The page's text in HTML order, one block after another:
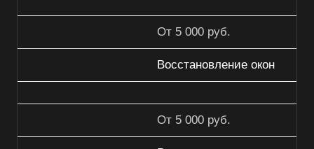
От 5 000 руб.
Восстановление окон
От 5 000 руб.